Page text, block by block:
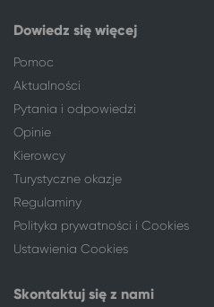
Lubin
Ciechocinek
Lublin
Mikołów
Milicz
Ciechocinek
Mrągowo
Mysłowice
Nałęczów
Niemodlin
Nisko
Ciechocinek
Nowy Dwór Mazowiecki
Nysa
Ciechocinek
Dowiedz się więcej
Pomoc
Aktualności
Pytania i odpowiedzi
Opinie
Kierowcy
Turystyczne okazje
Regulaminy
Polityka prywatności i Cookies
Ustawienia Cookies
Skontaktuj się z nami